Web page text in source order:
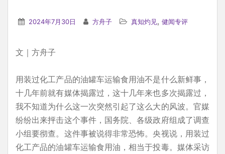
2024年7月30日 方舟子 真知灼见, 健闻专评
文｜方舟子
用装过化工产品的油罐车运输食用油不是什么新鲜事，
十几年前就有媒体揭露过，这十几年来也多次揭露过，
我不知道为什么这一次突然引起了这么大的风波。官媒
纷纷出来抨击这个事件，国务院、各级政府组成了调查
小组要彻查。这件事被说得非常恐怖。央视说，用装过
化工产品的油罐车运输食用油，相当于投毒。媒体采访